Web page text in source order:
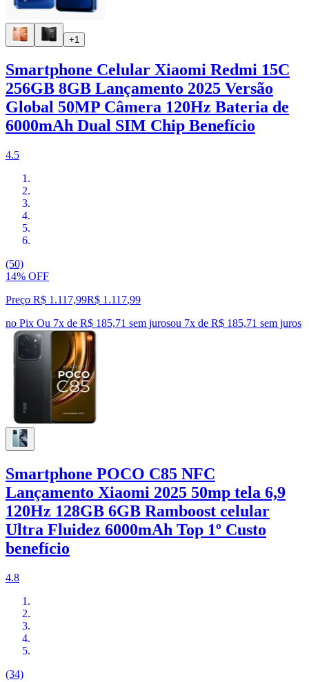
+1
Smartphone Celular Xiaomi Redmi 15C
256GB 8GB Lançamento 2025 Versão
Global 50MP Câmera 120Hz Bateria de
6000mAh Dual SIM Chip Benefício
4.5
(50)
14% OFF
Preço R$ 1.117,99R$ 1.117,99
no Pix Ou 7x de R$ 185,71 sem jurosou 7x de R$ 185,71 sem juros
Smartphone POCO C85 NFC
Lançamento Xiaomi 2025 50mp tela 6,9
120Hz 128GB 6GB Ramboost celular
Ultra Fluidez 6000mAh Top 1º Custo
benefício
4.8
(34)